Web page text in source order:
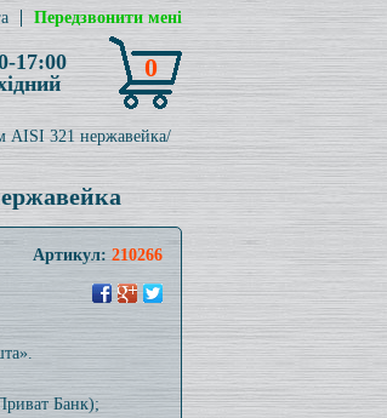
Передзвонити мені
17:00
0
AISI 321 нержавейка/
Артикул:210266
Банк);